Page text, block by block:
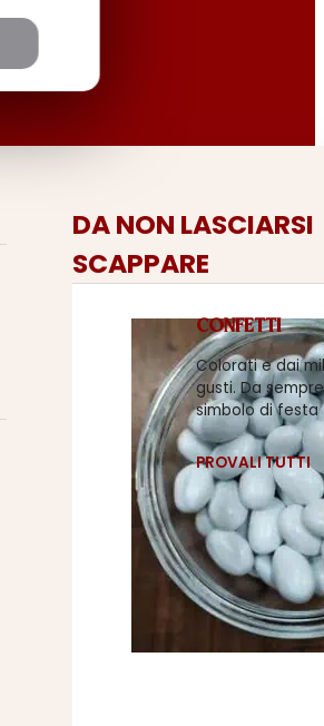
DA NON LASCIARSI
SCAPPARE
CONFETTI
Colorati e dai
gusti. Da sempre
simbolo di festa
PROVALI TUTTI